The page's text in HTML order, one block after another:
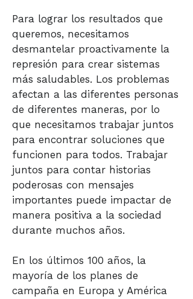
Para lograr los resultados que
queremos, necesitamos
desmantelar proactivamente la
represión para crear sistemas
más saludables. Los problemas
afectan a las diferentes personas
de diferentes maneras, por lo
que necesitamos trabajar juntos
para encontrar soluciones que
funcionen para todos. Trabajar
juntos para contar historias
poderosas con mensajes
importantes puede impactar de
manera positiva a la sociedad
durante muchos años.
En los últimos 100 años, la
mayoría de los planes de
campaña en Europa y América